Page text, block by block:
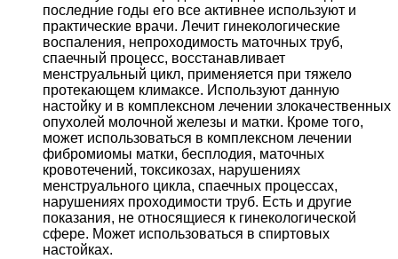
последние годы его все активнее используют и
практические врачи. Лечит гинекологические
воспаления, непроходимость маточных труб,
спаечный процесс, восстанавливает
менструальный цикл, применяется при тяжело
протекающем климаксе. Используют данную
настойку и в комплексном лечении злокачественных
опухолей молочной железы и матки. Кроме того,
может использоваться в комплексном лечении
фибромиомы матки, бесплодия, маточных
кровотечений, токсикозах, нарушениях
менструального цикла, спаечных процессах,
нарушениях проходимости труб. Есть и другие
показания, не относящиеся к гинекологической
сфере. Может использоваться в спиртовых
настойках.